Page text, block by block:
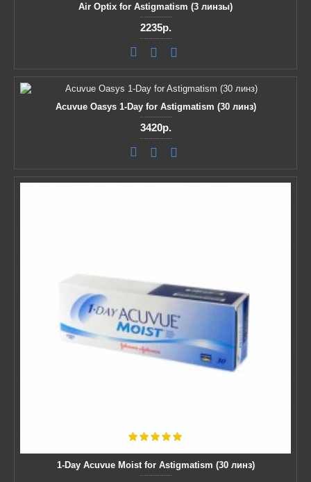
Air Optix for Astigmatism (3 линзы)
2235р.
Acuvue Oasys 1-Day for Astigmatism (30 линз)
3420р.
1-Day Acuvue Moist for Astigmatism (30 линз)